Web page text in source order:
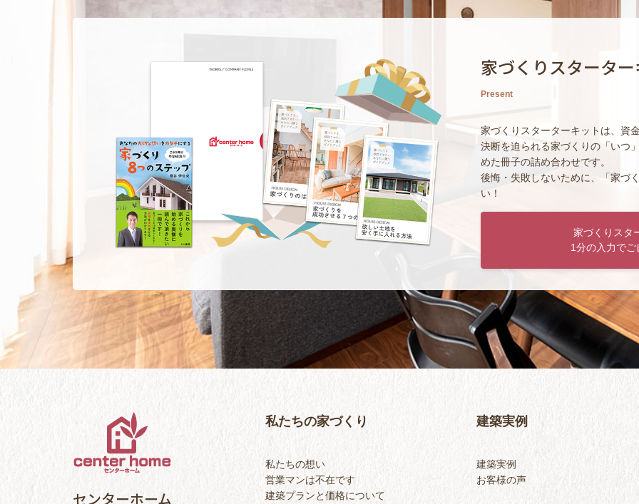
家づくりスタータ
Present
家づくりスターターキットは、資
決断を迫られる家づくりの「いつ
めた冊子の詰め合わせです。
後悔・失敗しないために、「家づ
い！
家づくりスタ
1分の入力で
センターホーム
私たちの家づくり
私たちの想い
営業マンは不在です
建築プランと価格について
建築実例
建築実例
お客様の声